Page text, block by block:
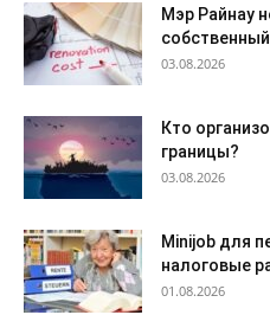
Мэр Райнау
03.08.2026
Кто
границы?
03.08.2026
Minijob для
налоговые
01.08.2026